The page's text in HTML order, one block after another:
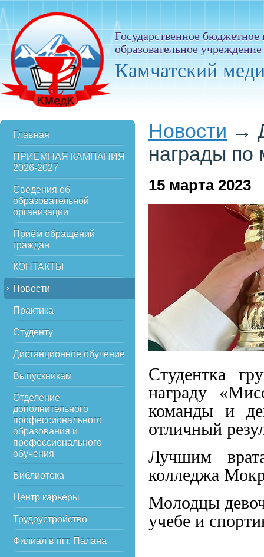
Государственное
образовательное
Камчатский
Главная
ПРИЕМНАЯ КАМПАНИЯ
2026-2027
Сведения об
образовательной
организации
Приём обращений
граждан
КОНТАКТЫ
Новости
Практика
Студенту
Дистанционное обучение
Выпускникам
Отделение
дополнительного
профессионального
образования и
профессионального
обучения
Библиотека
Центр карьеры
Трудоустройство
Филиал в пгт. Палана
Новости →
награды по
15 марта 2023
Студентка
награду
команды и
отличный
Лучшим
колледжа
Молодцы
учебе и